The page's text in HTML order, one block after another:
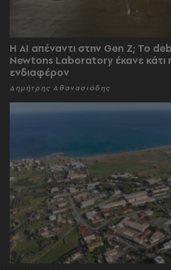
Η AI απέναντι στην Gen Z; Το
Newtons Laboratory έκανε κάτι
ενδιαφέρον
Δημήτρης Αθανασιάδης